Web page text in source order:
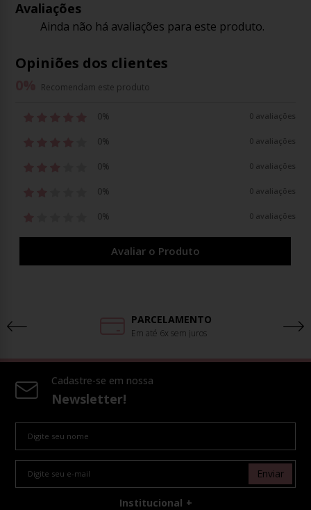
Avaliações
Ainda não há avaliações para este produto.
Opiniões dos clientes
Recomendam este produto
0% 0 avaliações
0% 0 avaliações
0% 0 avaliações
0% 0 avaliações
0% 0 avaliações
Avaliar o Produto
PARCELAMENTO
Em até 6x sem juros
Cadastre-se em nossa
Newsletter!
Enviar
Institucional